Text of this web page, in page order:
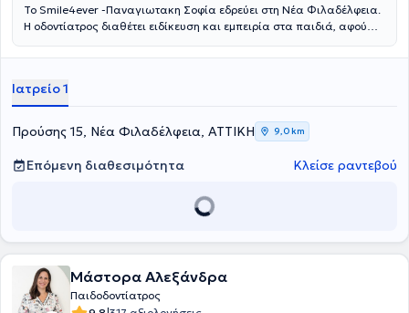
Το Smile4ever -Παναγιωτακη Σοφία εδρεύει στη Νέα Φιλαδέλφεια.
Η οδοντίατρος διαθέτει ειδίκευση και εμπειρία στα παιδιά, αφού
Παίδων η Αγία Σοφία, όπου απέκτησε εμπειρία στη διαχείριση
οδοντικά αποστήματα, καθώς και η εφαρμογή προληπτικού
προγράμματος οδοντιατρικής φροντίδας σε παιδιά με βεβαρυμένο
ιατρικό ιστορικό. Η παιδοδοντίατρος χρησιμοποιεί ψυχολογικές
τεχνικές και ειδικό λεξιλόγιο για να περιγράψει στο παιδί τη
θεραπεία. Το παιδοδοντιατρικό ιατρείο βασίζεται στην προληπτική
οδοντιατρική φροντίδα. Η εκπαίδευση των γονιών στην φροντίδα του
η οποία πιστεύει ότι η πρόληψη εξασφαλίζει γερά δόντια, όμορφο
Ιατρείο 1
Προύσης 15, Νέα Φιλαδέλφεια, ΑΤΤΙΚΗ 9,0 km
Επόμενη διαθεσιμότητα Κλείσε ραντεβού
Μάστορα Αλεξάνδρα
Παιδοδοντίατρος